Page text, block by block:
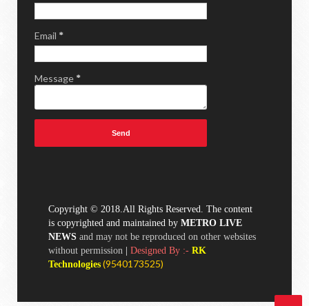
Email *
Message *
Copyright © 2018.All Rights Reserved. The content
is copyrighted and maintained by METRO LIVE
NEWS and may not be reproduced on other websites
without permission
Designed By :- RK
Technologies (9540173525)